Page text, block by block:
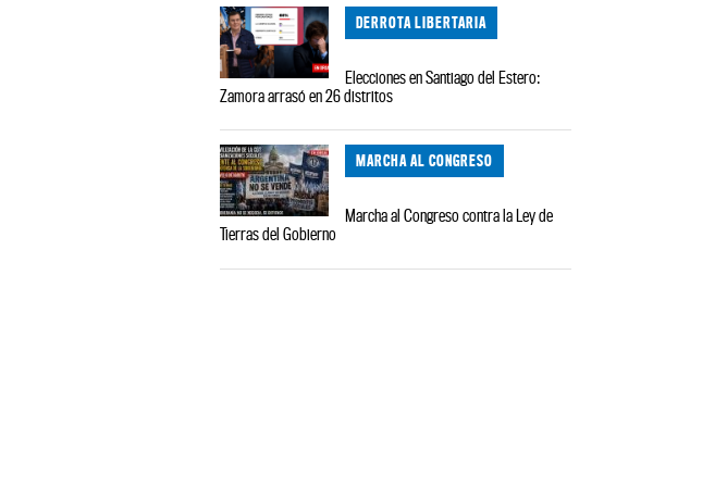
DERROTA LIBERTARIA
Elecciones en Santiago del Estero:
Zamora arrasó en 26 distritos
MARCHA AL CONGRESO
Marcha al Congreso contra la Ley de
Tierras del Gobierno